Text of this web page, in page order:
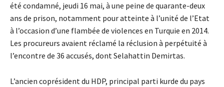
été condamné, jeudi 16 mai, à une peine de quarante-deux
ans de prison, notamment pour atteinte à l’unité de l’Etat
à l’occasion d’une flambée de violences en Turquie en 2014.
Les procureurs avaient réclamé la réclusion à perpétuité à
l’encontre de 36 accusés, dont Selahattin Demirtas.
L’ancien coprésident du HDP, principal parti kurde du pays